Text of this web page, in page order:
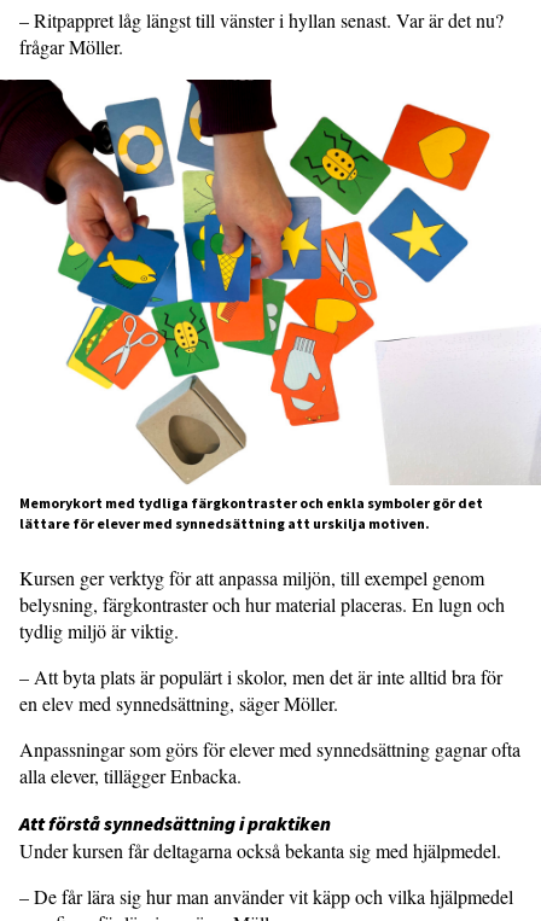
– Ritpappret låg längst till vänster i hyllan senast. Var är det nu?
frågar Möller.
Memorykort med tydliga färgkontraster och enkla symboler gör det
lättare för elever med synnedsättning att urskilja motiven.
Kursen ger verktyg för att anpassa miljön, till exempel genom
belysning, färgkontraster och hur material placeras. En lugn och
tydlig miljö är viktig.
– Att byta plats är populärt i skolor, men det är inte alltid bra för
en elev med synnedsättning, säger Möller.
Anpassningar som görs för elever med synnedsättning gagnar ofta
alla elever, tillägger Enbacka.
Att förstå synnedsättning i prak­tiken
Under kursen får deltagarna också bekanta sig med hjälpmedel.
– De får lära sig hur man använder vit käpp och vilka hjälpmedel